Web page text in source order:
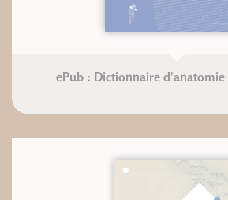
ePub : Dictionnaire